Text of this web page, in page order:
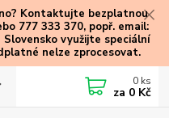
Kontaktujte bezplatnou
777 333 370, popř. email:
využijte speciální
nelze zprocesovat.
0 ks
za 0 Kč